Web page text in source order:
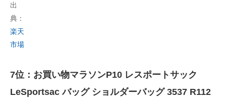
出
典：
楽天
市場
7位：お買い物マラソンP10 レスポートサック
LeSportsac バッグ ショルダーバッグ 3537 R112